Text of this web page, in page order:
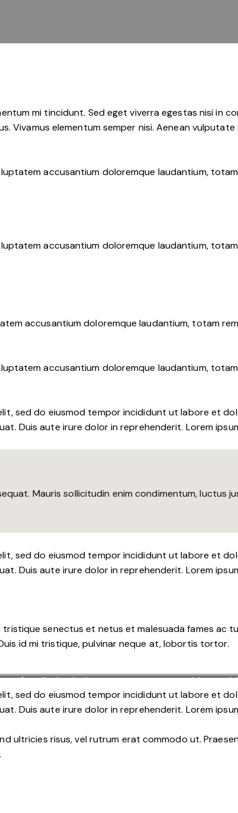
mi tincidunt. Sed eget viverra egestas nisi in
Vivamus elementum semper nisi. Aenean
accusantium doloremque laudantium,
accusantium doloremque laudantium,
accusantium doloremque laudantium, totam
accusantium doloremque laudantium,
sed do eiusmod tempor incididunt ut labore et
Duis aute irure dolor in reprehenderit. Lorem
Mauris sollicitudin enim condimentum, luctus
sed do eiusmod tempor incididunt ut labore et
Duis aute irure dolor in reprehenderit. Lorem
senectus et netus et malesuada fames ac
id mi tristique, pulvinar neque at, lobortis tortor.
Stet clita kasd gubergren, no sea sanctus est labore et
sed do eiusmod tempor incididunt ut labore et
Duis aute irure dolor in reprehenderit. Lorem
ultricies risus, vel rutrum erat commodo ut.